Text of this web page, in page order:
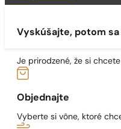
Vyskúšajte, potom
Je prirodzené, že si
Objednajte
Vyberte si vône, ktoré